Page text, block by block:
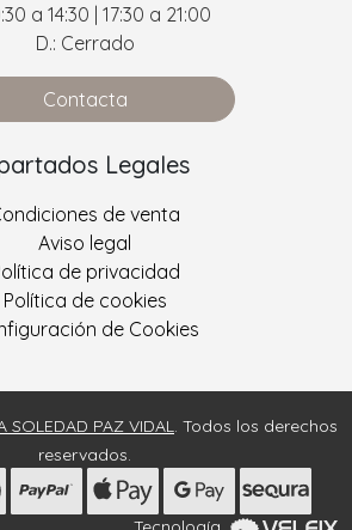
a 14:30 | 17:30 a 21:00
D.: Cerrado
Contacta
Legales
de venta
Aviso legal
de privacidad
Política de cookies
de Cookies
SOLEDAD PAZ VIDAL. Todos los derechos
reservados.